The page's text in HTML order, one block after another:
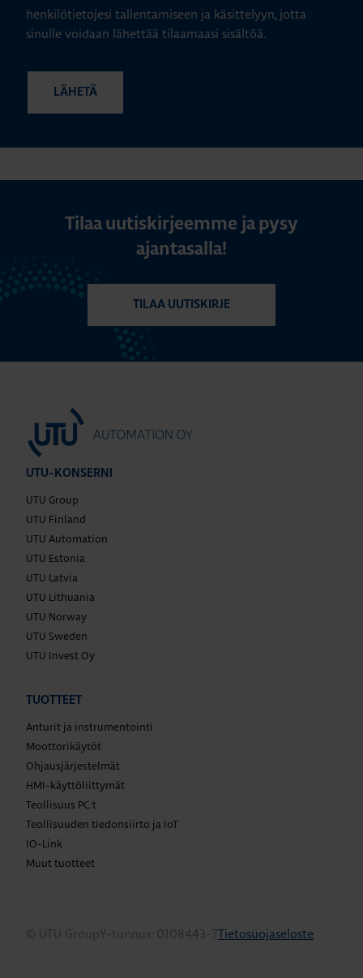
henkilötietojesi tallentamiseen ja käsittelyyn, jotta
sinulle voidaan lähettää tilaamaasi sisältöä.
Tilaa uutiskirjeemme ja pysy
ajantasalla!
TILAA UUTISKIRJE
UTU-KONSERNI
UTU Group
UTU Finland
UTU Automation
UTU Estonia
UTU Latvia
UTU Lithuania
UTU Norway
UTU Sweden
UTU Invest Oy
TUOTTEET
Anturit ja instrumentointi
Moottorikäytöt
Ohjausjärjestelmät
HMI-käyttöliittymät
Teollisuus PC:t
Teollisuuden tiedonsiirto ja IoT
IO-Link
Muut tuotteet
© UTU GroupY-tunnus: 0108443-7Tietosuojaseloste